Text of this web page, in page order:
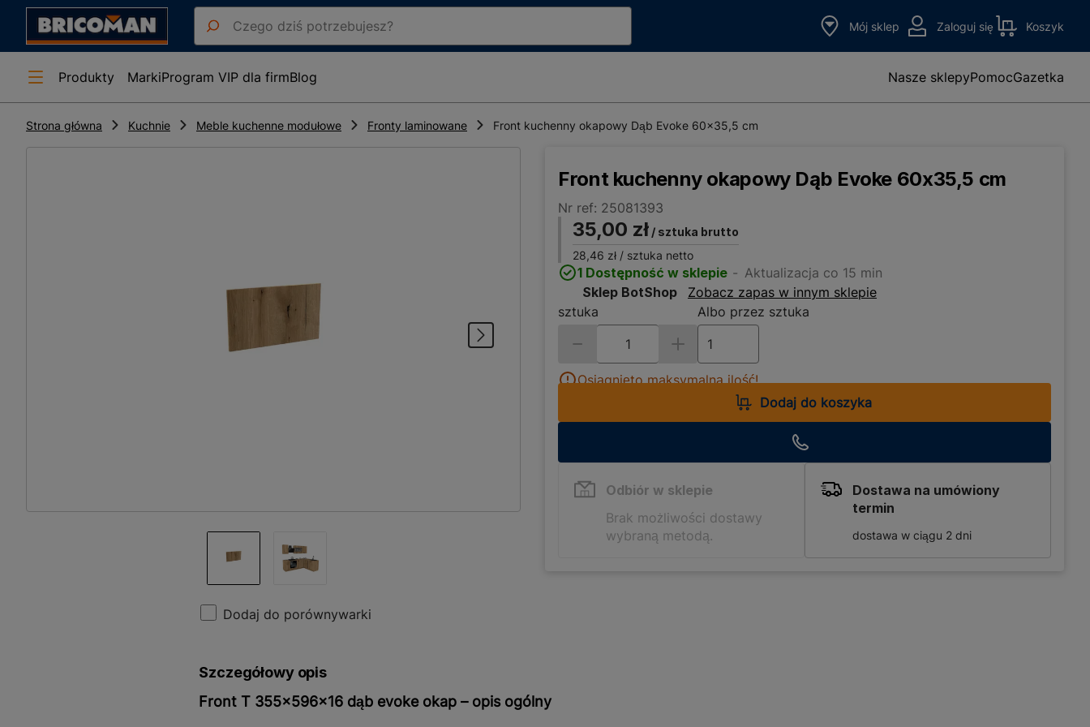
Mój sklep Zaloguj się Koszyk
Produkty MarkiProgram VIP dla firmBlog Nasze sklepyPomocGazetka
Strona główna Kuchnie Meble kuchenne modułowe Fronty laminowane Front kuchenny okapowy Dąb Evoke 60x35,5 cm
Dodaj do porównywarki
Front kuchenny okapowy Dąb Evoke 60x35,5 cm
Nr ref: 25081393
35,00 zł / sztuka brutto
28,46 zł / sztuka netto
1 Dostępność w sklepie
Aktualizacja co 15 min
Sklep BotShop
Zobacz zapas w innym sklepie
sztuka
Albo przez sztuka
Osiągnięto maksymalną ilość!
Dodaj do koszyka
Odbiór w sklepie
Brak możliwości dostawy
wybraną metodą.
Dostawa na umówiony
termin
dostawa w ciągu 2 dni
Szczegółowy opis
Front T 355x596x16 dąb evoke okap – opis ogólny